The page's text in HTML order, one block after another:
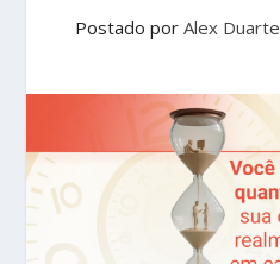
Postado por Alex Duarte